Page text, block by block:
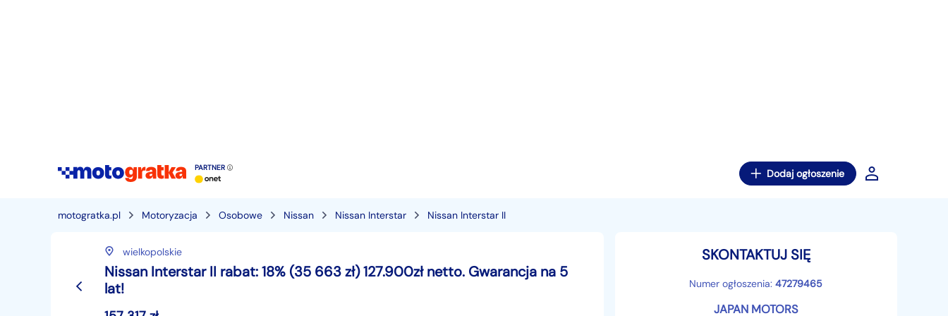
PARTNER Dodaj ogłoszenie
motogratka.pl Motoryzacja Osobowe Nissan Nissan Interstar Nissan Interstar II
wielkopolskie
Nissan Interstar II rabat: 18% (35 663 zł) 127.900zł netto. Gwarancja na 5
lat!
SKONTAKTUJ SIĘ
Numer ogłoszenia:47279465
JAPAN MOTORS